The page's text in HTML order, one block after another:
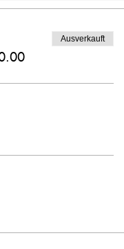
Ausverkauft